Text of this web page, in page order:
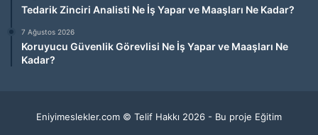
Tedarik Zinciri Analisti Ne İş Yapar ve Maaşları Ne Kadar?
7 Ağustos 2026
Koruyucu Güvenlik Görevlisi Ne İş Yapar ve Maaşları Ne
Kadar?
Eniyimeslekler.com © Telif Hakkı 2026 - Bu proje Eğitim